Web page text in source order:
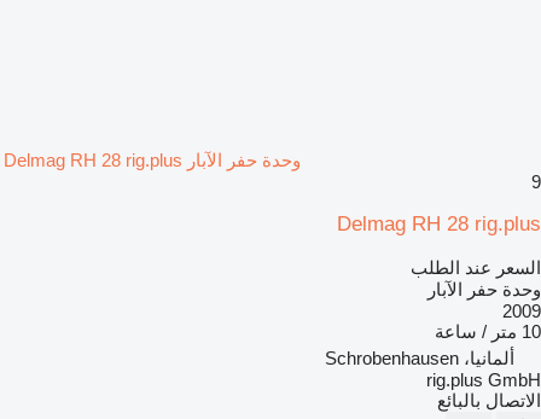
وحدة حفر الآبار Delmag RH 28 rig.plus
9
Delmag RH 28 rig.plus
السعر عند الطلب
وحدة حفر الآبار
2009
10 متر / ساعة
ألمانيا، Schrobenhausen
rig.plus GmbH
الاتصال بالبائع